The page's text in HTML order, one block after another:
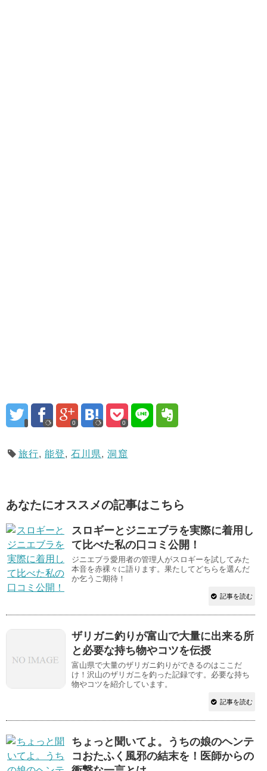
0 0
旅行, 能登,石川県,洞窟
あなたにオススメの記事はこちら
スロギーとジニエブラを実際に着用し
て比べた私の口コミ公開！
ジニエブラ愛用者の管理人がスロギーを試してみた
本音を赤裸々に語ります。果たしてどちらを選んだ
か乞うご期待！
記事を読む
ザリガニ釣りが富山で大量に出来る所
と必要な持ち物やコツを伝授
富山県で大量のザリガニ釣りができるのはここだ
け！沢山のザリガニを釣った記録です。必要な持ち
物やコツを紹介しています。
記事を読む
ちょっと聞いてよ。うちの娘のヘンテ
コおたふく風邪の結末を！医師からの